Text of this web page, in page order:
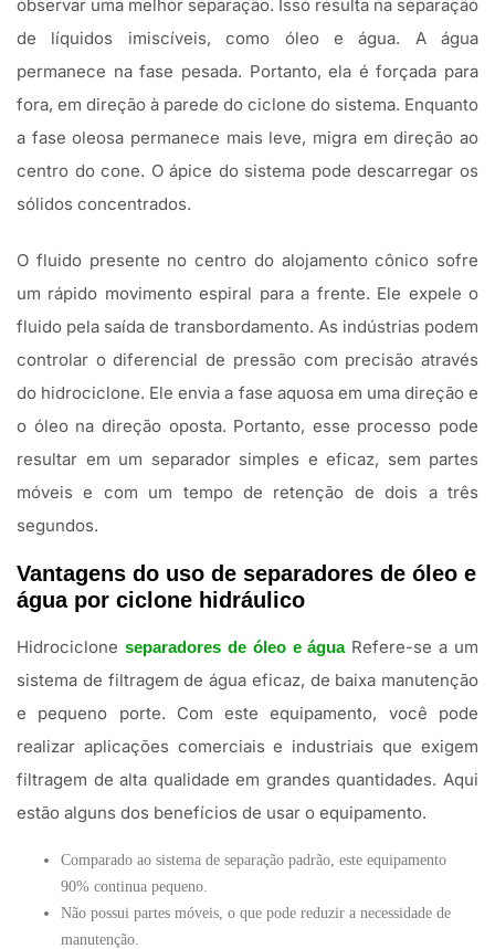
observar uma melhor separação. Isso resulta na separação
de líquidos imiscíveis, como óleo e água. A água
permanece na fase pesada. Portanto, ela é forçada para
fora, em direção à parede do ciclone do sistema. Enquanto
a fase oleosa permanece mais leve, migra em direção ao
centro do cone. O ápice do sistema pode descarregar os
sólidos concentrados.
O fluido presente no centro do alojamento cônico sofre
um rápido movimento espiral para a frente. Ele expele o
fluido pela saída de transbordamento. As indústrias podem
controlar o diferencial de pressão com precisão através
do hidrociclone. Ele envia a fase aquosa em uma direção e
o óleo na direção oposta. Portanto, esse processo pode
resultar em um separador simples e eficaz, sem partes
móveis e com um tempo de retenção de dois a três
segundos.
Vantagens do uso de separadores de óleo e
água por ciclone hidráulico
Hidrociclone separadores de óleo e águaRefere-se a um
sistema de filtragem de água eficaz, de baixa manutenção
e pequeno porte. Com este equipamento, você pode
realizar aplicações comerciais e industriais que exigem
filtragem de alta qualidade em grandes quantidades. Aqui
estão alguns dos benefícios de usar o equipamento.
Comparado ao sistema de separação padrão, este equipamento
90% continua pequeno.
Não possui partes móveis, o que pode reduzir a necessidade de
manutenção.